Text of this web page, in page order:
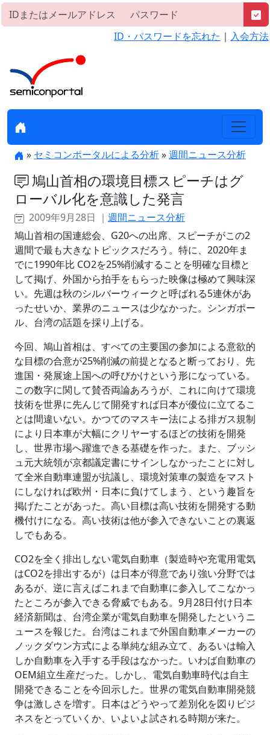
ID・パスワードを忘れた ｜ 入会方法
» セミコンポータルによる分析»週間ニュース分析
鳩山首相の環境目標スピーチはグ
ローバル化を意識した発言
2009年9月28日 ｜ 週間ニュース分析
鳩山首相の国連総会、G20への出席、スピーチがこの2
週間で最も大きなトピックスだろう。特に、2020年ま
でに1990年比 CO2を25%削減することを明確な目標と
して掲げ、外国から拍手をもらった映像は極めて興味深
い。先週は秋のシルバーウィークと呼ばれる5連休があ
ったせいか、業界のニュースは少なかった。シンガポー
ル、台湾の話題を採り上げる。
今回、鳩山首相は、すべての主要国の参加による意欲的
な目標の合意が25%削減の前提となると断っており、先
進国・発展途上国への呼びかけという形になっている。
この数字に関して賛否両論あろうが、これに向けて環境
技術を世界に先んじて開発すれば日本が優位に立てるこ
とは間違いない。かつてのマスキー法による排ガス規制
により日本車が大幅にクリヤーするほどの技術を開発
し、世界市場へ躍進できる基礎を作った。また、ブッシ
ュ元大統領が京都議定書にサインしなかったことに対し
て全米自動車連盟が抗議し、環境対策車の製造をマスト
にしなければ欧州・日本に負けてしまう、という趣旨を
掲げたことがあった。高い目標は高い技術を開発する動
機付けになる。高い技術は他が参入できないことの裏返
しでもある。
CO2を全く排出しない電気自動車（製造時や充電用電気
はCO2を排出するが）は日本が得意であり強い分野では
あるが、逆に言えばこれまで自動車に参入してこなかっ
たところが参入できる脅威でもある。9月28日付け日本
経済新聞は、台湾企業が電気自動車を開発したというニ
ュースを報じた。台湾はこれまで外国自動車メーカーの
ノックダウン方式による単純な組み立て、あるいは輸入
しか自動車を入手する手段はなかった。いわば自動車の
OEM組立生産だった。しかし、電気自動車時代は自主
開発できることを今回示した。世界の電気自動車開発競
争は激しさを増す。日本はどうやって差別化を図りビジ
ネスをとっていくか、いよいよ試される時期が来た。